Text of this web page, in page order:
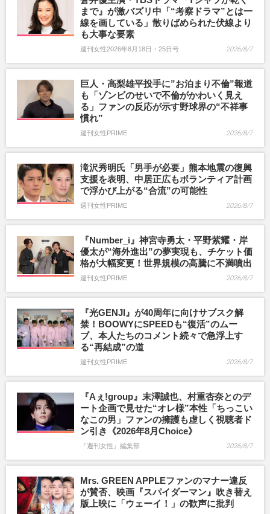
まで』が激バズリ中「“考察ドラマ”とは一
線を画している」散りばめられた伏線より
も大事な要素
週刊女性2026年8月18日・25日号 2026/8/7
巨人・高梨雄平投手に”お泊まり不倫”報道
も「ゾンビのせいで不倫がかわいく見え
る」ファンの反応が示す野球界の“不祥事
慣れ”
週刊女性PRIME 2026/8/7
滝沢秀明氏「男手が必要」熊本地震の復興
支援を表明、中居正広もボランティア計画
で浮かび上がる“合流”の可能性
週刊女性PRIME 2026/8/7
『Number_i』神宮寺勇太・平野紫耀・岸
優太が“海外進出”の夢実現も、チケット価
格が大幅変更！世界規模の高騰に不満噴出
週刊女性PRIME 2026/8/7
『光GENJI』が40周年に向けサブスク解
禁！BOOWYにSPEEDも“復活”のムー
ブ、本人たちのコメント続々で急浮上す
る“再結成”の道
週刊女性PRIME 2026/8/7
『Aぇ!group』末澤誠也、村重杏奈とのデ
ート企画で見せた“オレ様”本性「ちっこい
なこの男」ファンの擁護も虚しく視聴者ド
ン引き《2026年8月Choice》
『週刊女性』編集部 2026/8/7
Mrs. GREEN APPLEファンのマナー違反
が賛否、映画『スパイダーマン』吹き替え
版上映に「ウェーイ！」の歓声に批判